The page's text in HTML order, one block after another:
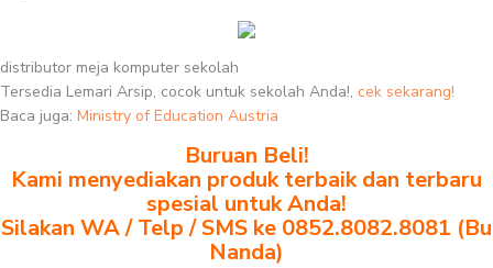
distributor meja komputer sekolah
Tersedia Lemari Arsip, cocok untuk sekolah Anda!, cek sekarang!
Baca juga: Ministry of Education Austria
Buruan Beli!
Kami menyediakan produk terbaik dan terbaru
spesial untuk Anda!
Silakan WA / Telp / SMS ke 0852.8082.8081 (Bu
Nanda)